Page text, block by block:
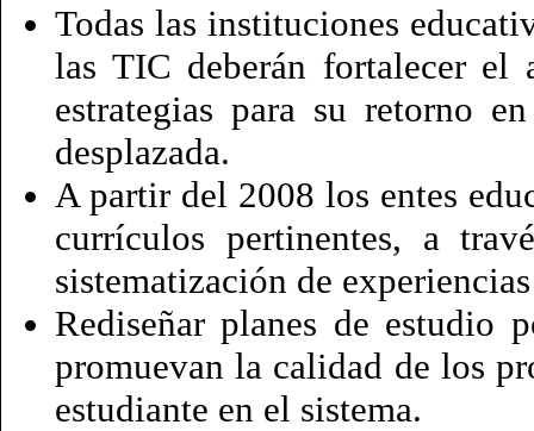
Todas las instituciones
las TIC deberán fortalecer
estrategias para su retorno
desplazada.
A partir del 2008 los entes
currículos pertinentes, a
sistematización de
Rediseñar planes de estudio
promuevan la calidad de los
estudiante en el sistema.